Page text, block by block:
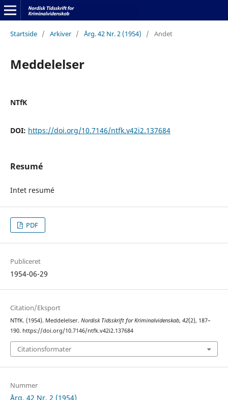
Startside / Arkiver / Årg. 42 Nr. 2 (1954) / Andet
Meddelelser
NTfK
DOI: https://doi.org/10.7146/ntfk.v42i2.137684
Resumé
Intet resumé
PDF
Publiceret
1954-06-29
Citation/Eksport
NTfK. (1954). Meddelelser. Nordisk Tidsskrift for Kriminalvidenskab, 42(2), 187–
190. https://doi.org/10.7146/ntfk.v42i2.137684
Citationsformater
Nummer
Årg. 42 Nr. 2 (1954)